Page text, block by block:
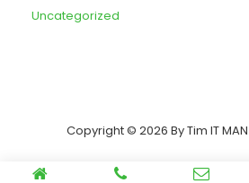
Uncategorized
Copyright © 2026 By Tim IT